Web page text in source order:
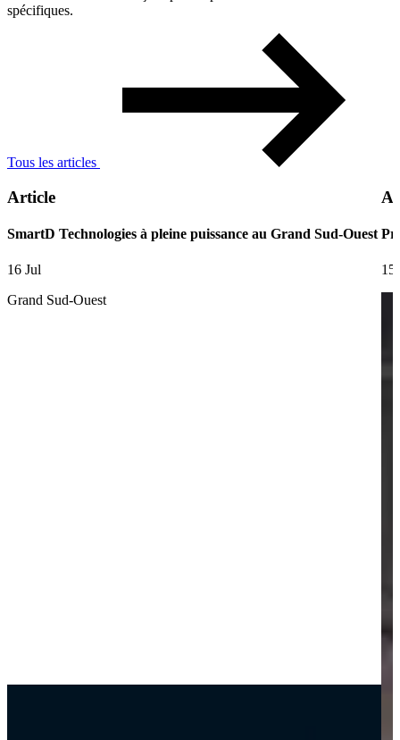
spécifiques.
Tous les articles
Article
SmartD Technologies à pleine puissance au Grand Sud-Ouest
16 Jul
Grand Sud-Ouest
15